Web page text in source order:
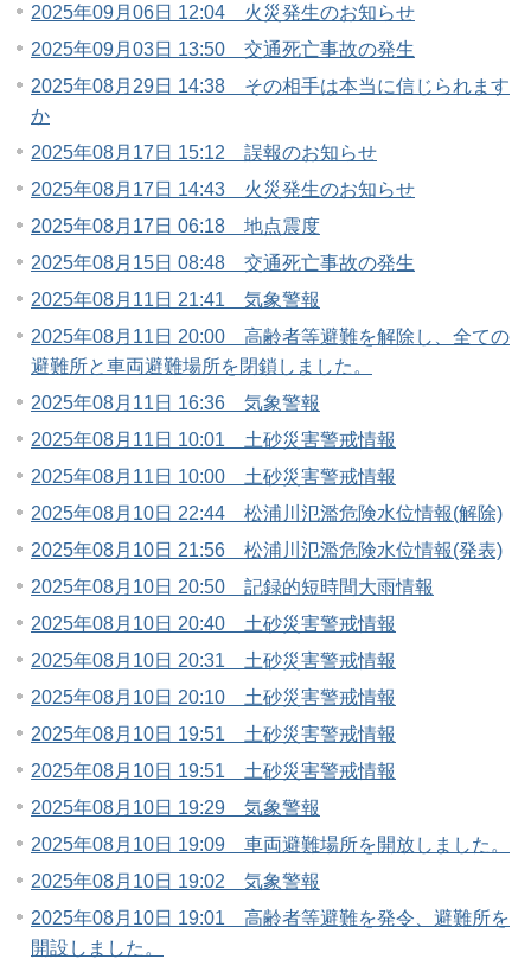
2025年09月06日 12:04 火災発生のお知らせ
2025年09月03日 13:50 交通死亡事故の発生
2025年08月29日 14:38 その相手は本当に信じられます
か
2025年08月17日 15:12 誤報のお知らせ
2025年08月17日 14:43 火災発生のお知らせ
2025年08月17日 06:18 地点震度
2025年08月15日 08:48 交通死亡事故の発生
2025年08月11日 21:41 気象警報
2025年08月11日 20:00 高齢者等避難を解除し、全ての
避難所と車両避難場所を閉鎖しました。
2025年08月11日 16:36 気象警報
2025年08月11日 10:01 土砂災害警戒情報
2025年08月11日 10:00 土砂災害警戒情報
2025年08月10日 22:44 松浦川氾濫危険水位情報(解除)
2025年08月10日 21:56 松浦川氾濫危険水位情報(発表)
2025年08月10日 20:50 記録的短時間大雨情報
2025年08月10日 20:40 土砂災害警戒情報
2025年08月10日 20:31 土砂災害警戒情報
2025年08月10日 20:10 土砂災害警戒情報
2025年08月10日 19:51 土砂災害警戒情報
2025年08月10日 19:51 土砂災害警戒情報
2025年08月10日 19:29 気象警報
2025年08月10日 19:09 車両避難場所を開放しました。
2025年08月10日 19:02 気象警報
2025年08月10日 19:01 高齢者等避難を発令、避難所を
開設しました。